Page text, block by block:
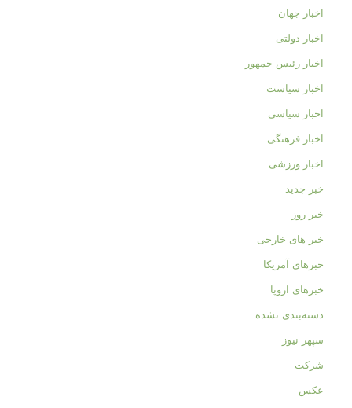
اخبار جهان
اخبار دولتی
اخبار رئیس جمهور
اخبار سیاست
اخبار سیاسی
اخبار فرهنگی
اخبار ورزشی
خبر جدید
خبر روز
خبر های خارجی
خبرهای آمریکا
خبرهای اروپا
دسته‌بندی نشده
سپهر نیوز
شرکت
عکس